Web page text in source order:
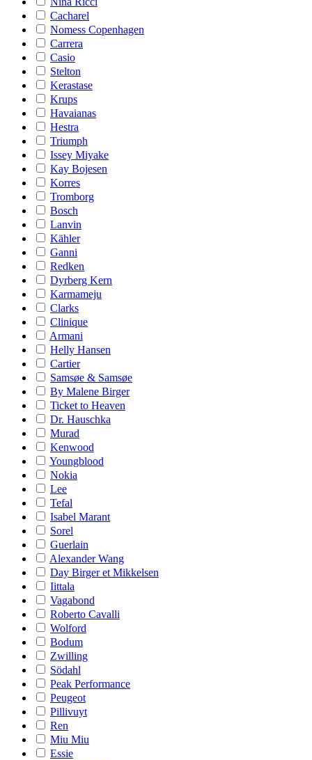
Cacharel
Nomess Copenhagen
Carrera
Casio
Stelton
Kerastase
Krups
Havaianas
Hestra
Triumph
Issey Miyake
Kay Bojesen
Korres
Tromborg
Bosch
Lanvin
Kähler
Ganni
Redken
Dyrberg Kern
Karmameju
Clarks
Clinique
Armani
Helly Hansen
Cartier
Samsøe & Samsøe
By Malene Birger
Ticket to Heaven
Dr. Hauschka
Murad
Kenwood
Youngblood
Nokia
Lee
Tefal
Isabel Marant
Sorel
Guerlain
Alexander Wang
Day Birger et Mikkelsen
Iittala
Vagabond
Roberto Cavalli
Wolford
Bodum
Zwilling
Södahl
Peak Performance
Peugeot
Pillivuyt
Ren
Miu Miu
Essie